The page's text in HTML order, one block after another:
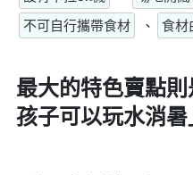
不可自行攜帶食材
、 食材
最大的特色賣點則
孩子可以玩水消暑